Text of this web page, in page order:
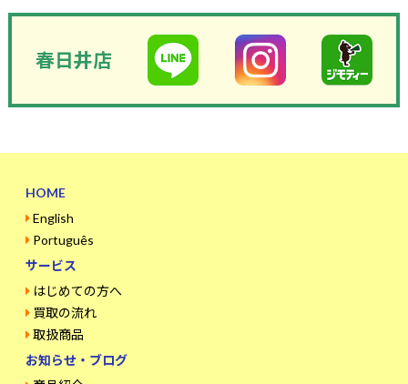
春日井店
HOME
English
Português
サービス
はじめての方へ
買取の流れ
取扱商品
お知らせ・ブログ